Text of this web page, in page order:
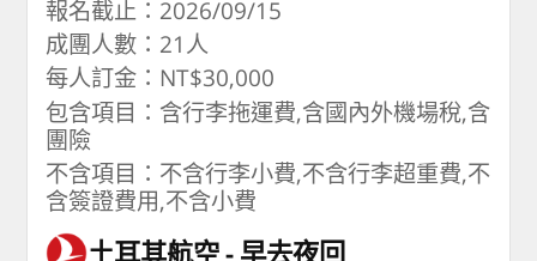
報名截止：2026/09/15
成團人數：21人
每人訂金：NT$30,000
包含項目：含行李拖運費,含國內外機場稅,含
團險
不含項目：不含行李小費,不含行李超重費,不
含簽證費用,不含小費
土耳其航空 早去夜回